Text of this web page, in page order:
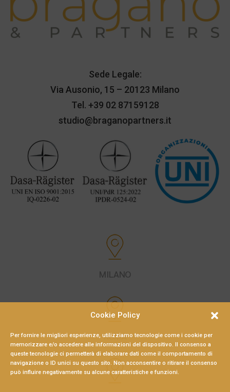
Cookie Policy
Per fornire le migliori esperienze, utilizziamo tecnologie come i cookie per
memorizzare e/o accedere alle informazioni del dispositivo. Il consenso a
queste tecnologie ci permetterà di elaborare dati come il comportamento di
navigazione o ID unici su questo sito. Non acconsentire o ritirare il consenso
può influire negativamente su alcune caratteristiche e funzioni.
Sede Legale:
Via Ausonio, 15 – 20123 Milano
Tel. +39 02 87159128
studio@braganopartners.it
MILANO
ROMA